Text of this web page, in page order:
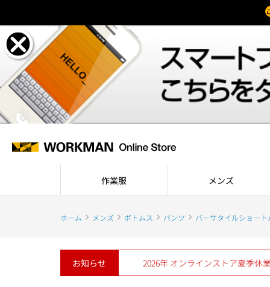
作業服 メンズ
ホーム メンズ ボトムス パンツ バーサタイルショート
お知らせ 2026年 オンラインストア夏季休